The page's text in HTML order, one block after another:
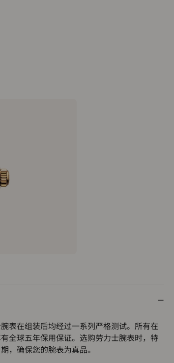
表在组装后均经过一系列严格测试。所有在
全球五年保用保证。选购劳力士腕表时，特
，确保您的腕表为真品。